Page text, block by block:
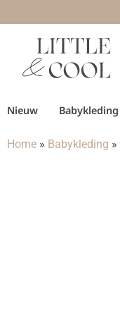
Nieuw Babykleding
Home » Babykleding »